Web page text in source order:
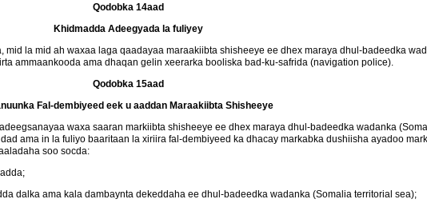
Qodobka 14aad
Khidmadda Adeegyada la fuliyey
la mid ah waxaa laga qaadayaa maraakiibta shisheeye ee dhex maraya dhul-badeedka
ammaankooda ama dhaqan gelin xeerarka booliska bad-ku-safrida (navigation police).
Qodobka 15aad
Fal-dembiyeed eek u aaddan Maraakiibta Shisheeye
waxa saaran markiibta shisheeye ee dhex maraya dhul-badeedka wadanka
ama in la fuliyo baaritaan la xiriira fal-dembiyeed ka dhacay markabka dushiisha ayadoo
soo socda:
dalka ama kala dambaynta dekeddaha ee dhul-badeedka wadanka (Somalia territorial sea);